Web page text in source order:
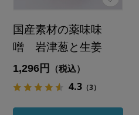
国産素材の薬味味
噌 岩津葱と生姜
1,296円 （税込）
4.3 （3）